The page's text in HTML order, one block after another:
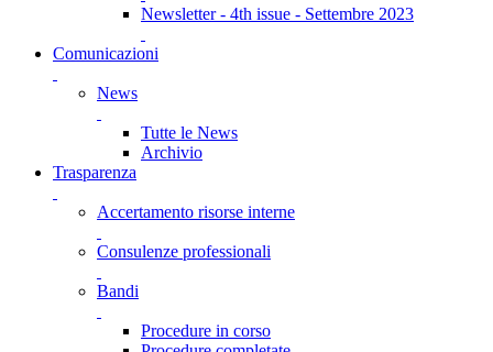
Newsletter - 4th issue - Settembre 2023
Comunicazioni
News
Tutte le News
Archivio
Trasparenza
Accertamento risorse interne
Consulenze professionali
Bandi
Procedure in corso